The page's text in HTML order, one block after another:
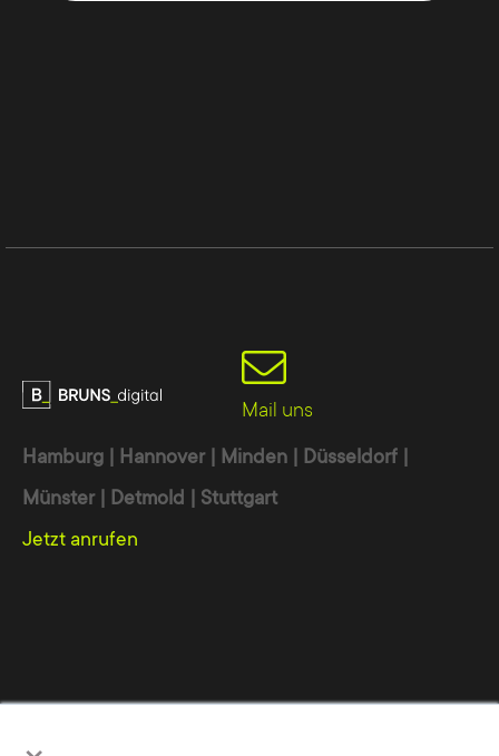
Hamburg | Hannover | Minden | Düsseldorf |
Münster | Detmold | Stuttgart
Jetzt anrufen
Mail uns
Wir nutzen Cookies, um Ihnen die bestmögliche Nutzung unserer